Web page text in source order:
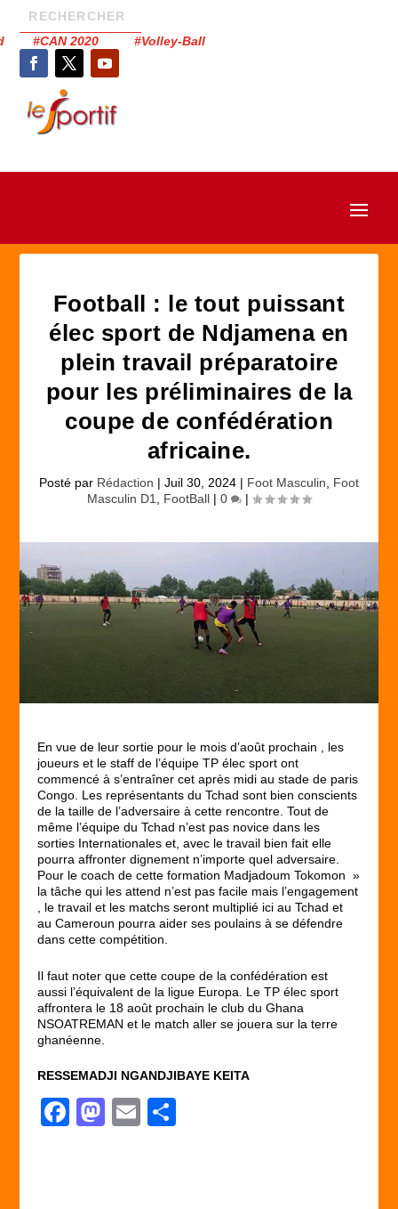
#CAN 2020 #Volley-Ball
Football : le tout puissant
élec sport de Ndjamena en
plein travail préparatoire
pour les préliminaires de la
coupe de confédération
africaine.
Posté par Rédaction | Juil 30, 2024 | Foot Masculin
Foot
Masculin D1
FootBall | 0 |
En vue de leur sortie pour le mois d’août prochain , les
joueurs et le staff de l’équipe TP élec sport ont
commencé à s’entraîner cet après midi au stade de paris
Congo. Les représentants du Tchad sont bien conscients
de la taille de l’adversaire à cette rencontre. Tout de
même l’équipe du Tchad n’est pas novice dans les
sorties Internationales et, avec le travail bien fait elle
pourra affronter dignement n’importe quel adversaire.
Pour le coach de cette formation Madjadoum Tokomon »
la tâche qui les attend n’est pas facile mais l’engagement
, le travail et les matchs seront multiplié ici au Tchad et
au Cameroun pourra aider ses poulains à se défendre
dans cette compétition.
Il faut noter que cette coupe de la confédération est
aussi l’équivalent de la ligue Europa. Le TP élec sport
affrontera le 18 août prochain le club du Ghana
NSOATREMAN et le match aller se jouera sur la terre
ghanéenne.
RESSEMADJI NGANDJIBAYE KEITA
F
M
E